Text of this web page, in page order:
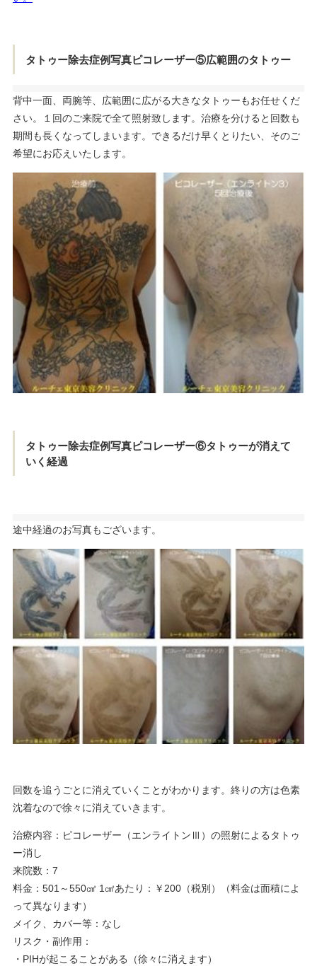
タトゥー除去症例写真ピコレーザー⑤広範囲のタトゥー
背中一面、両腕等、広範囲に広がる大きなタトゥーもお任せくだ
さい。１回のご来院で全て照射致します。治療を分けると回数も
期間も長くなってしまいます。できるだけ早くとりたい、そのご
希望にお応えいたします。
タトゥー除去症例写真ピコレーザー⑥タトゥーが消えて
いく経過
途中経過のお写真もございます。
回数を追うごとに消えていくことがわかります。終りの方は色素
沈着なので徐々に消えていきます。
治療内容：ピコレーザー（エンライトンⅢ）の照射によるタトゥ
ー消し
来院数：7
料金：501～550㎠ 1㎠あたり：￥200（税別）（料金は面積によ
って異なります）
メイク、カバー等：なし
リスク・副作用：
・PIHが起こることがある（徐々に消えます）